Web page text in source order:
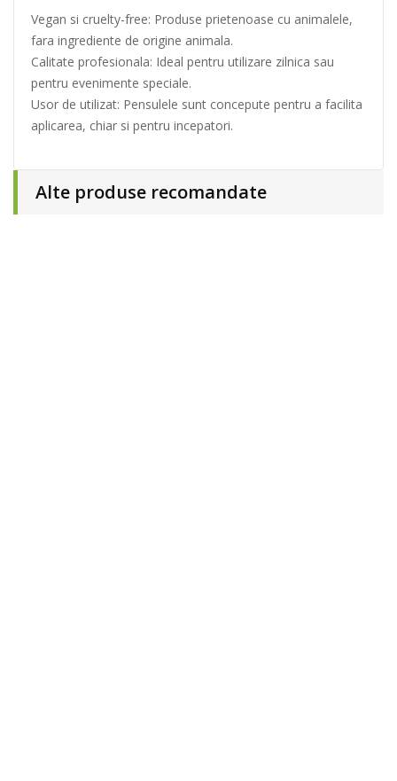
Vegan si cruelty-free: Produse prietenoase cu animalele,
fara ingrediente de origine animala.
Calitate profesionala: Ideal pentru utilizare zilnica sau
pentru evenimente speciale.
Usor de utilizat: Pensulele sunt concepute pentru a facilita
aplicarea, chiar si pentru incepatori.
Alte produse recomandate